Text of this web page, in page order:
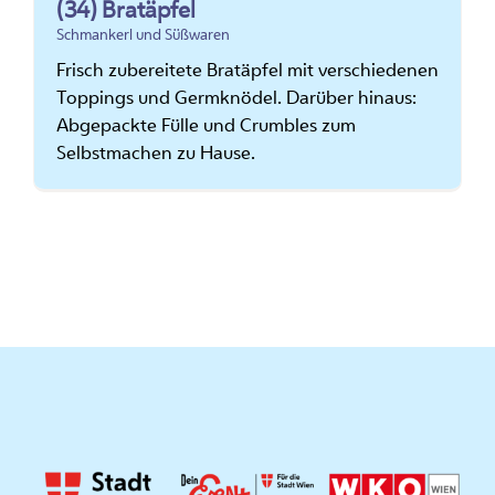
(34) Bratäpfel
Schmankerl und Süßwaren
Frisch zubereitete Bratäpfel mit verschiedenen
Toppings und Germknödel. Darüber hinaus:
Abgepackte Fülle und Crumbles zum
Selbstmachen zu Hause.